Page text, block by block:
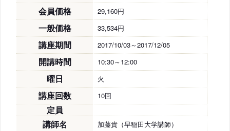
会員価格 29,160円
一般価格 33,534円
講座期間 2017/10/03～2017/12/05
開講時間 10:30～12:00
曜日 火
講座回数 10回
定員
講師名
加藤貴（早稲田大学講師）